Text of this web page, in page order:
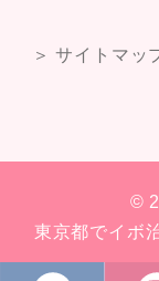
＞ サイトマッ
©
東京都でイボ